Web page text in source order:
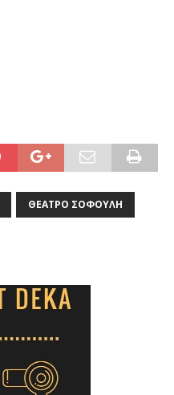
ΘΈΑΤΡΟ ΣΟΦΟΎΛΗ